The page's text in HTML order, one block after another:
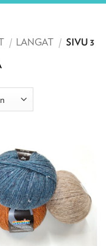
/ LANGAT / SIVU 3